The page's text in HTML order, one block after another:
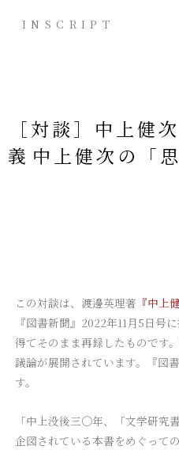
INSCRIPT
［対談］中上健
義――中上健次の「
この対談は、渡邊英理著 『中上
『図書新聞』2022年11月5日号
得てそのまま再録したものです
議論が展開されています。『図
す。
「中上没後三〇年、「文学研究
企図されている本書をめぐって